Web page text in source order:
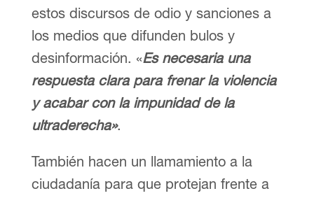
estos discursos de odio y sanciones a
los medios que difunden bulos y
desinformación. «Es necesaria una
respuesta clara para frenar la violencia
y acabar con la impunidad de la
ultraderecha».
También hacen un llamamiento a la
ciudadanía para que protejan frente a